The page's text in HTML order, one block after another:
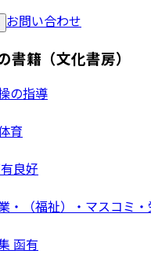
お問い合わせ
書籍（文化書房）
の指導
育
良好
・（福祉）・マスコミ・
函有